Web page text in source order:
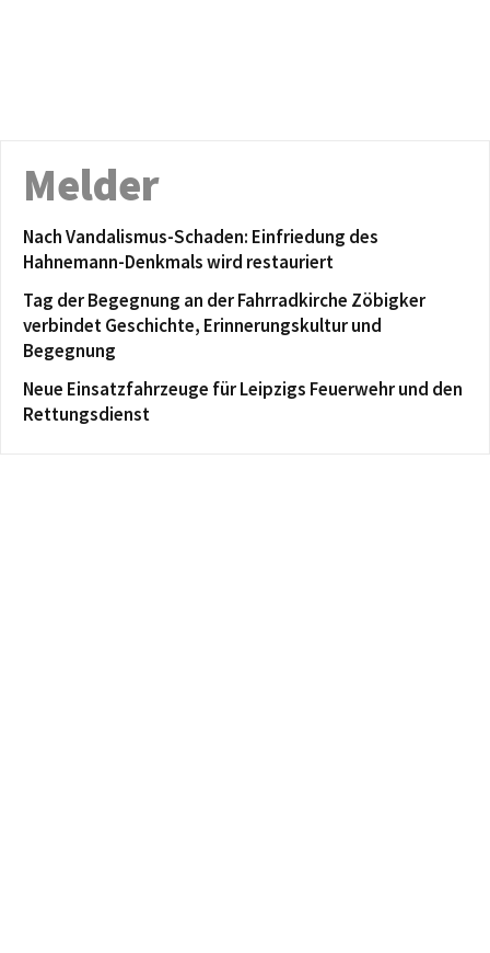
Melder
Nach Vandalismus-Schaden: Einfriedung des
Hahnemann-Denkmals wird restauriert
Tag der Begegnung an der Fahrradkirche Zöbigker
verbindet Geschichte, Erinnerungskultur und
Begegnung
Neue Einsatzfahrzeuge für Leipzigs Feuerwehr und den
Rettungsdienst